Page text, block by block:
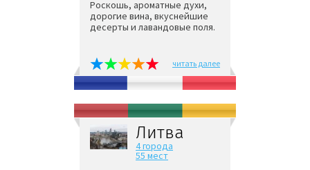
Роскошь, ароматные духи,
дорогие вина, вкуснейшие
десерты и лавандовые поля.
читать далее
Литва
4 города
55 мест